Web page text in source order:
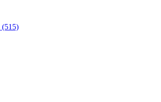
(515)